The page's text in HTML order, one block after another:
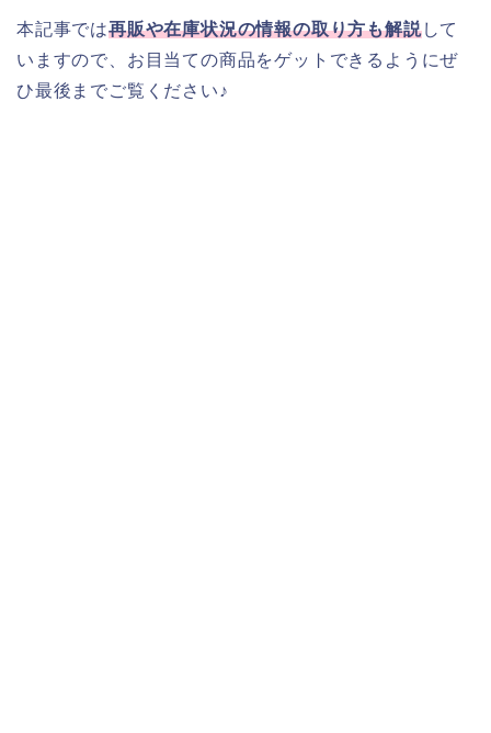
本記事では再販や在庫状況の情報の取り方も解説して
いますので、お目当ての商品をゲットできるようにぜ
ひ最後までご覧ください♪